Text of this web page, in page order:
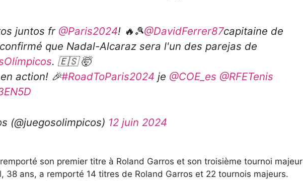
juntos fr @Paris2024! 🔥🎾@DavidFerrer87capitaine de
que Nadal-Alcaraz sera l'un des parejas de
. 🇪🇸 🤯
action! 🎉#RoadToParis2024 je @COE_es @RFETenis
(@juegosolimpicos) 12 juin 2024
son premier titre à Roland Garros et son troisième tournoi majeur
38 ans, a remporté 14 titres de Roland Garros et 22 tournois majeurs.